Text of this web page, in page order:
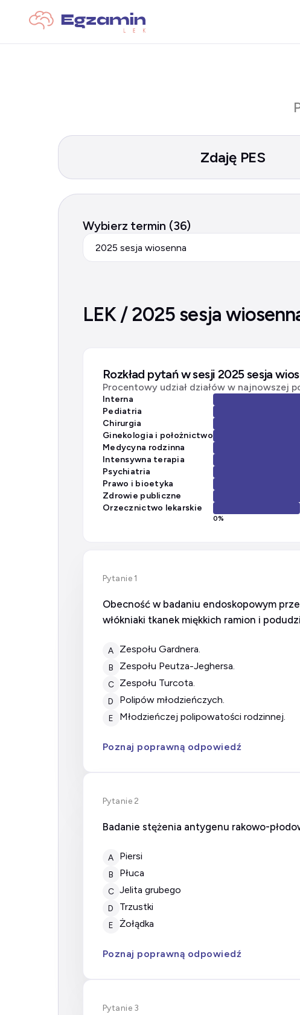
Zdaję PES
Wybierz termin (36)
2025 sesja wiosenna
LEK / 2025 sesja
Rozkład pytań w sesji 2025 sesja
Procentowy udział działów w najnowszej
Interna
Pediatria
Chirurgia
Ginekologia i położnictwo
Medycyna rodzinna
Intensywna terapia
Psychiatria
Prawo i bioetyka
Zdrowie publiczne
Orzecznictwo lekarskie
0%
Pytanie 1
Obecność w badaniu endoskopowym
włókniaki tkanek miękkich ramion i
A zespołu Gardnera.
B zespołu Peutza-Jeghersa.
C zespołu Turcota.
D polipów młodzieńczych.
E młodzieńczej polipowatości rodzinnej.
Poznaj poprawną odpowiedź
Pytanie 2
Badanie stężenia antygenu rakowo-
A Piersi
B Płuca
C Jelita grubego
D Trzustki
E Żołądka
Poznaj poprawną odpowiedź
Pytanie 3